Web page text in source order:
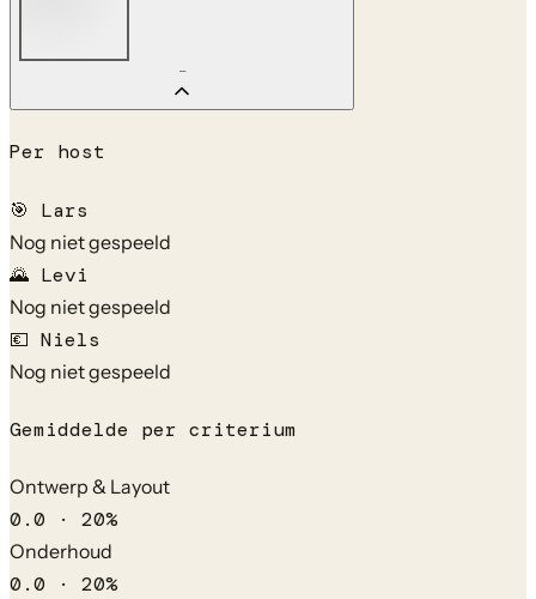
—
Per host
🎯 Lars
Nog niet gespeeld
🌄 Levi
Nog niet gespeeld
💶 Niels
Nog niet gespeeld
Gemiddelde per criterium
Ontwerp & Layout
0.0 · 20%
Onderhoud
0.0 · 20%